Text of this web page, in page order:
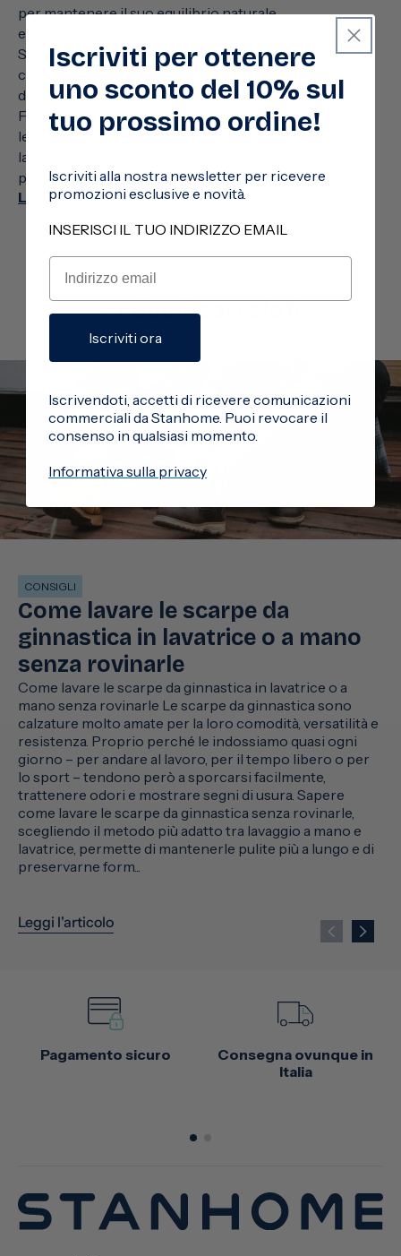
per mantenere il suo equilibrio naturale
e garantirle morbidezza e idratazione. Su
Stanhome, trovi una selezione di creme
corpo pensate per rispondere alle
diverse necessità della tua pelle.
Formulate con ingredienti di alta qualità,
le nostre creme idratano in profondità,
lasciando la pelle liscia, vellutata e
perfettamente nutrita....
Lire la suite
Articoli correlati
CONSIGLI
Come lavare le scarpe da
ginnastica in lavatrice o a mano
senza rovinarle
Come lavare le scarpe da ginnastica in lavatrice o a
mano senza rovinarle Le scarpe da ginnastica sono
calzature molto amate per la loro comodità, versatilità e
resistenza. Proprio perché le indossiamo quasi ogni
giorno – per andare al lavoro, per il tempo libero o per
lo sport – tendono però a sporcarsi facilmente,
trattenere odori e mostrare segni di usura. Sapere
come lavare le scarpe da ginnastica senza rovinarle,
scegliendo il metodo più adatto tra lavaggio a mano e
lavatrice, permette di mantenerle pulite più a lungo e di
preservarne form...
Leggi l'articolo
Pagamento sicuro
Consegna ovunque in
Italia
Iscriviti per ottenere
uno sconto del 10% sul
tuo prossimo ordine!
Iscriviti alla nostra newsletter per ricevere
promozioni esclusive e novità.
INSERISCI IL TUO INDIRIZZO EMAIL
Iscriviti ora
Iscrivendoti, accetti di ricevere comunicazioni
commerciali da Stanhome. Puoi revocare il
consenso in qualsiasi momento.
Informativa sulla privacy